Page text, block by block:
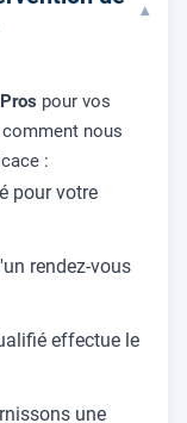
▾
pour vos
nous
:
pour votre
rendez-vous
effectue le
une